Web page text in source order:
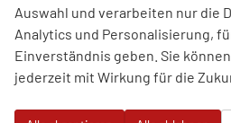
Opel Corsa
unverbindliche Lieferzeit:28.08.2026
Außenfarbe
Auswahl und verarbeiten nur die
Analytics und Personalisierung,
Einverständnis geben. Sie
jederzeit mit Wirkung für die